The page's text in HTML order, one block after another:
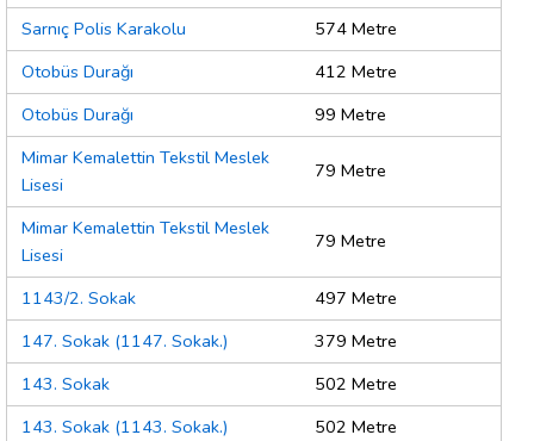
Sarnıç Polis Karakolu
574 Metre
Otobüs Durağı
412 Metre
Otobüs Durağı
99 Metre
Mimar Kemalettin Tekstil Meslek
Lisesi
79 Metre
Mimar Kemalettin Tekstil Meslek
Lisesi
79 Metre
1143/2. Sokak
497 Metre
147. Sokak (1147. Sokak.)
379 Metre
143. Sokak
502 Metre
143. Sokak (1143. Sokak.)
502 Metre